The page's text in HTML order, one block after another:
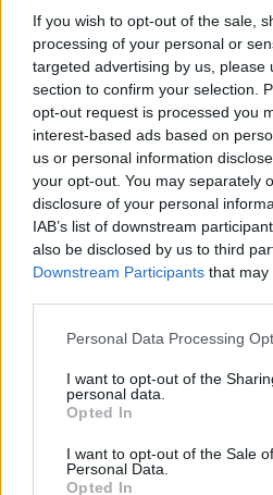
If you wish to opt-out of the sale,
processing of your personal or
targeted advertising by us, please
section to confirm your selection.
opt-out request is processed you
interest-based ads based on
us or personal information
your opt-out. You may separately
disclosure of your personal
IAB’s list of downstream
also be disclosed by us to third
Downstream Participants that may
Please note that this website/app
not limited to your visit or usage
grant or deny consent to Google
use your data for below specified
consent section.
Personal Data Processing
I want to opt-out of the
personal data.
Opted In
I want to opt-out of the Sale
Personal Data.
Opted In
Mensch und ein härterer
Versuchen Sie, Ihren
sich zu haben. Dies kann in
einem Blatt Papier, einer
sogar einer Online-Liste
Sie arbeiten, versuchen Sie,
Reichweite zu haben, damit
erledigen können.
Behalten Sie Lernkarten in
Karteikarten sind eine
Lernen, aber sie haben sich
Sie Miniatur-Lernkarten zu
Thema an und ziehen Sie sie
Arzt warten, in der U-Bahn
anderen Situation, in der Sie
Erstellen Sie Karteikarten aus
Textes. Schneiden
Sie die